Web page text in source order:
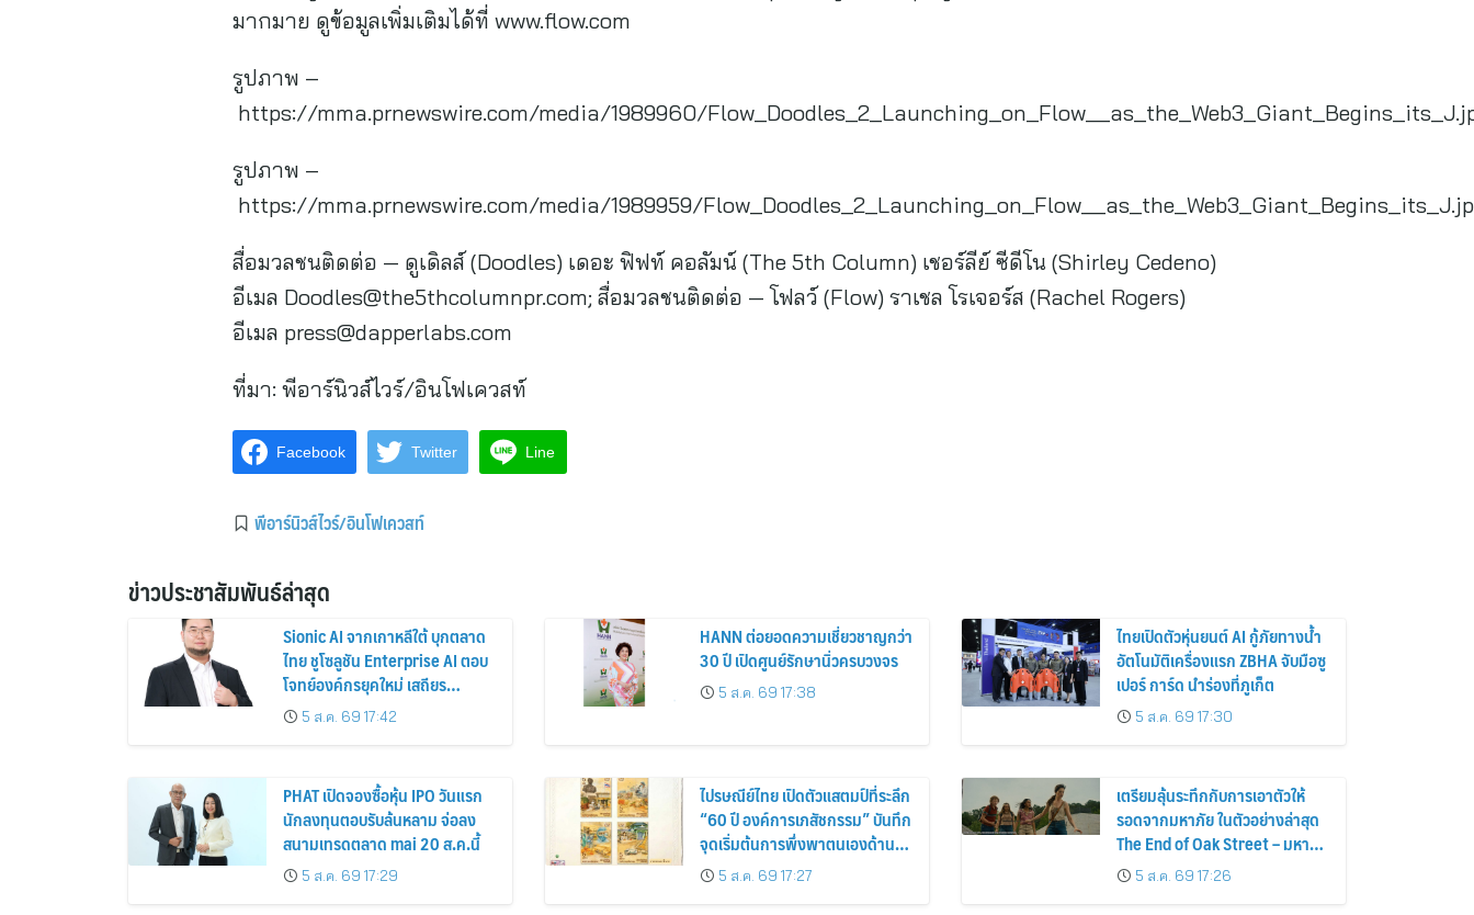
มากมาย ดูข้อมูลเพิ่มเติมได้ที่ www.flow.com
รูปภาพ –
https://mma.prnewswire.com/media/1989960/
รูปภาพ –
https://mma.prnewswire.com/media/1989959/
สื่อมวลชนติดต่อ — ดูเดิลส์ (Doodles) เดอะ ฟิฟท์ คอลัมน์ (The 5th Column) เชอร์ลีย์ ซีดีโน (Shirley Cedeno)
อีเมล Doodles@the5thcolumnpr.com; สื่อมวลชนติดต่อ — โฟลว์ (Flow) ราเชล โรเจอร์ส (Rachel Rogers)
อีเมล press@dapperlabs.com
ที่มา: พีอาร์นิวส์ไวร์/อินโฟเควสท์
Facebook Twitter Line
พีอาร์นิวส์ไวร์/อินโฟเควสท์
ข่าวประชาสัมพันธ์ล่าสุด
Sionic AI จากเกาหลีใต้ บุกตลาด
ไทย ชูโซลูชัน Enterprise AI ตอบ
โจทย์องค์กรยุคใหม่ เสถียร
ปลอดภัย และใช้งานได้จริง
5 ส.ค. 69 17:42
HANN ต่อยอดความเชี่ยวชาญกว่า
30 ปี เปิดศูนย์รักษานิ่วครบวงจร
5 ส.ค. 69 17:38
ไทยเปิดตัวหุ่นยนต์ AI กู้ภัยทางน้ำ
อัตโนมัติเครื่องแรก ZBHA จับมือซู
เปอร์ การ์ด นำร่องที่ภูเก็ต
5 ส.ค. 69 17:30
PHAT เปิดจองซื้อหุ้น IPO วันแรก
นักลงทุนตอบรับล้นหลาม จ่อลง
สนามเทรดตลาด mai 20 ส.ค.นี้
5 ส.ค. 69 17:29
ไปรษณีย์ไทย เปิดตัวแสตมป์ที่ระลึก
“60 ปี องค์การเภสัชกรรม” บันทึก
จุดเริ่มต้นการพึ่งพาตนเองด้านยา
ของไทย สู่ 6 ทศวรรษแห่งการ
พัฒนาสุขภาพคนไทย
5 ส.ค. 69 17:27
เตรียมลุ้นระทึกกับการเอาตัวให้
รอดจากมหาภัย ในตัวอย่างล่าสุด
The End of Oak Street – มหาภัย
สุดถนนโอ๊ค
5 ส.ค. 69 17:26